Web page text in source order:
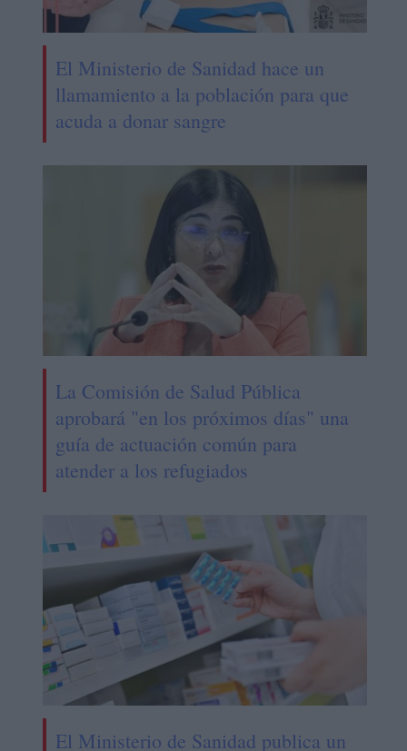
El Ministerio de Sanidad hace un
llamamiento a la población para que
acuda a donar sangre
La Comisión de Salud Pública
aprobará "en los próximos días" una
guía de actuación común para
atender a los refugiados
El Ministerio de Sanidad publica un